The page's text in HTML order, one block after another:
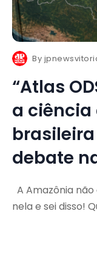
By
“Atlas
a ciência
debate
A Amazônia
nela e sei disso!